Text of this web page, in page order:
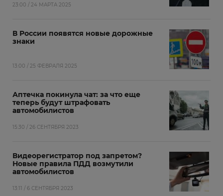
23:00 / 24 МАРТА 2025
В России появятся новые дорожные
знаки
13:00 / 25 ФЕВРАЛЯ 2025
Аптечка покинула чат: за что еще
теперь будут штрафовать
автомобилистов
15:30 / 26 СЕНТЯБРЯ 2023
Видеорегистратор под запретом?
Новые правила ПДД возмутили
автомобилистов
13:11 / 6 СЕНТЯБРЯ 2023